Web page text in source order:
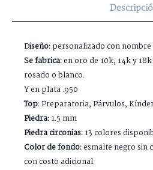
Diseño:personalizado con nombre
Se fabrica:en oro de 10k, 14k y
rosado o blanco.
Y en plata .950
Top:Preparatoria, Párvulos,
Piedra:1.5 mm
Piedra circonias:13 colores
Color de fondo:esmalte negro sin
con costo adicional.